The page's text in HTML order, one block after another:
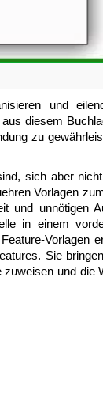
und
diesem
zu
sich aber
Vorlagen
und unnötigen
in einem
Vorlagen
Sie
und die